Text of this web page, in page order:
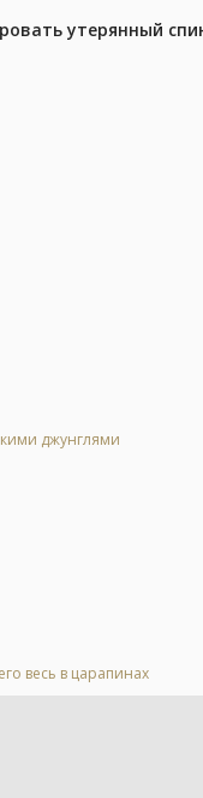
утерянный
джунглями
весь в царапинах